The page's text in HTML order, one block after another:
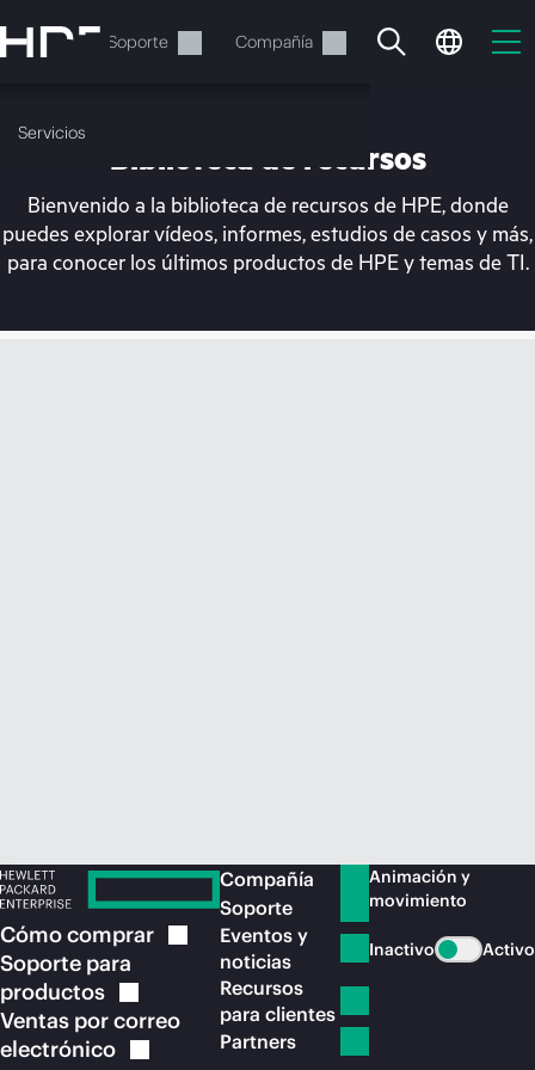
al
contenido
Servicios Soporte Compañía
Servicios
En estos momentos, tu
Biblioteca de recursos
Bienvenido a la biblioteca de recursos de HPE, donde
puedes explorar vídeos, informes, estudios de casos y más,
para conocer los últimos productos de HPE y temas de TI.
Cómocomprar
Soporte para
productos
Ventas por correo
electrónico
Compañía
Soporte
Eventos y
noticias
Recursos
para clientes
Partners
Animación y
movimiento
Inactivo Activo